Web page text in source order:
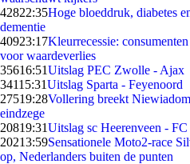
42822:35Hoge bloeddruk, diabetes
dementie
40923:17Kleurrecessie:
voor waardeverlies
35616:51Uitslag PEC Zwolle - Ajax
34115:31Uitslag Sparta - Feyenoord
27519:28Vollering breekt
eindzege
20819:31Uitslag sc Heerenveen -
20213:59Sensationele Moto2-race
op, Nederlanders buiten de punten